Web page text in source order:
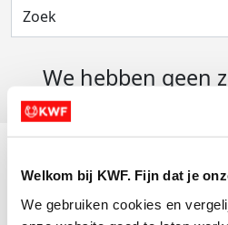
Welkom bij KWF. Fijn dat je
We gebruiken cookies en
We hebben geen
Actiematerialen
Evenementen